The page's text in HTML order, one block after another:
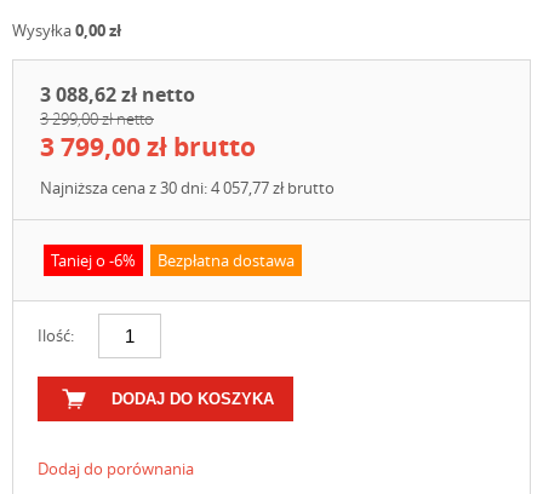
Wysyłka0,00 zł
3 088,62 zł netto
3 299,00 zł netto
3 799,00 zł brutto
Najniższa cena z 30 dni: 4 057,77 zł brutto
Taniej o -6% Bezpłatna dostawa
Ilość:
DODAJ DO KOSZYKA
Dodaj do porównania